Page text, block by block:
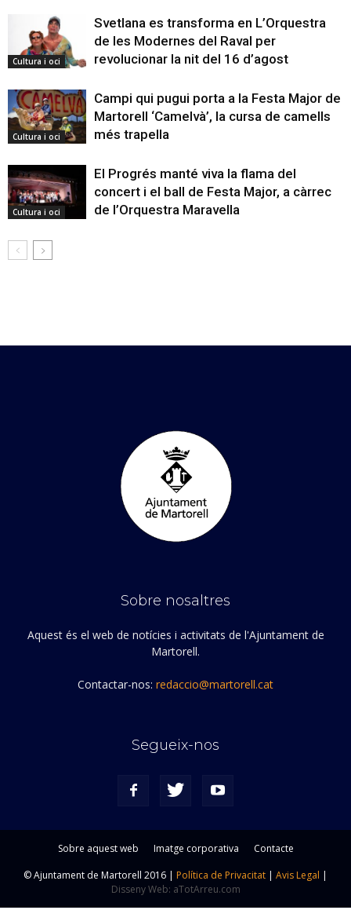
Cultura i oci
Svetlana es transforma en L’Orquestra
de les Modernes del Raval per
revolucionar la nit del 16 d’agost
Cultura i oci
Campi qui pugui porta a la Festa Major de
Martorell ‘Camelvà’, la cursa de camells
més trapella
Cultura i oci
El Progrés manté viva la flama del
concert i el ball de Festa Major, a càrrec
de l’Orquestra Maravella
Sobre nosaltres
Aquest és el web de notícies i activitats de l'Ajuntament de
Martorell.
Contactar-nos: redaccio@martorell.cat
Segueix-nos
Sobre aquest web Imatge corporativa
Contacte
© Ajuntament de Martorell 2016 | Política de Privacitat | Avis Legal |
Disseny Web: aTotArreu.com